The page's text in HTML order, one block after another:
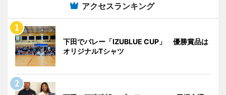
アクセスランキング
下田でバレー「IZUBLUE CUP」 優勝賞品は
オリジナルTシャツ